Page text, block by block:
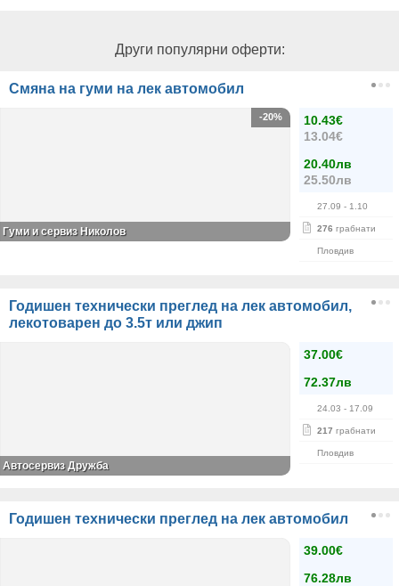
Други популярни оферти:
Смяна на гуми на лек автомобил
10.43€
13.04€
20.40лв
25.50лв
27.09 - 1.10
276 грабнати
Пловдив
-20%
Гуми и сервиз Николов
Годишен технически преглед на лек автомобил,
лекотоварен до 3.5т или джип
37.00€
72.37лв
24.03 - 17.09
217 грабнати
Пловдив
Автосервиз Дружба
Годишен технически преглед на лек автомобил
39.00€
76.28лв